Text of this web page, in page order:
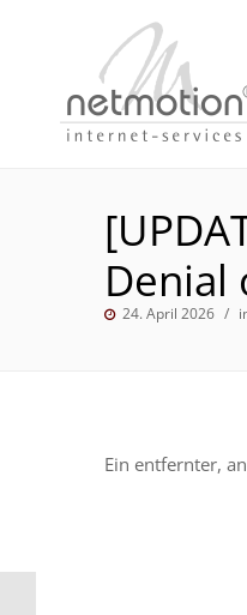
Denial
24. April 2026
Ein entfernter,